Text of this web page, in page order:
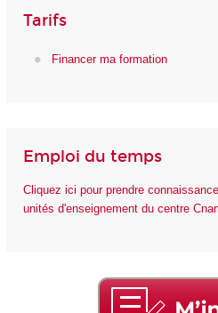
Tarifs
Financer ma formation
Emploi du temps
Cliquez ici pour prendre
unités d'enseignement du centre